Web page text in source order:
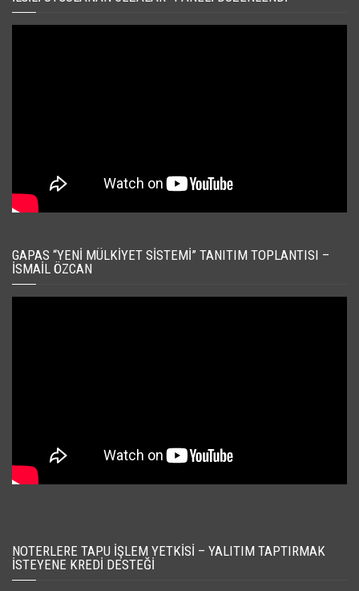
GAPAS “YENI MÜLKIYET SISTEMI” TANITIM TOPLANTISI –
İSMAIL ÖZCAN
NOTERLERE TAPU İŞLEM YETKISI – YALITIM TAPTIRMAK
İSTEYENE KREDI DESTEĞI